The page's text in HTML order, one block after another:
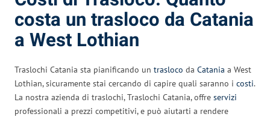
costa un trasloco da Catania
a West Lothian
Traslochi Catania sta pianificando un trasloco da Catania a West
Lothian, sicuramente stai cercando di capire quali saranno i costi.
La nostra azienda di traslochi, Traslochi Catania, offre servizi
professionali a prezzi competitivi, e può aiutarti a rendere